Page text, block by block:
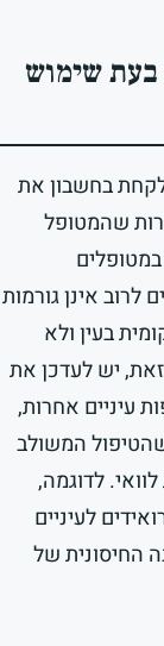
בעת שימוש
לקחת בחשבון את
שהמטופל
לרוב אינן גורמות
בעין ולא
יש לעדכן את
עיניים אחרות,
המשולב
לדוגמה,
לעיניים
החיסונית של